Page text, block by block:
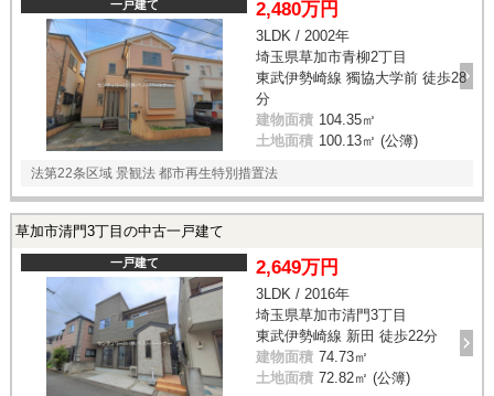
一戸建て 2,480万円
3LDK / 2002年
埼玉県草加市青柳2丁目
東武伊勢崎線 獨協大学前 徒歩28
分
建物面積 104.35㎡
土地面積 100.13㎡ (公簿)
法第22条区域 景観法 都市再生特別措置法
草加市清門3丁目の中古一戸建て
一戸建て 2,649万円
3LDK / 2016年
埼玉県草加市清門3丁目
東武伊勢崎線 新田 徒歩22分
建物面積 74.73㎡
土地面積 72.82㎡ (公簿)